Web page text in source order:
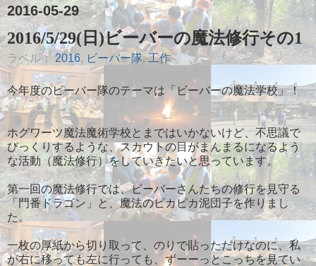
2016-05-29
2016/5/29(日)ビーバーの魔法修行その1
ラベル：2016, ビーバー隊,工作
今年度のビーバー隊のテーマは「ビーバーの魔法学校」！
ホグワーツ魔法魔術学校とまではいかないけど、不思議で
びっくりするような、スカウトの目がまんまるになるよう
な活動（魔法修行）をしていきたいと思っています。
第一回の魔法修行では、ビーバーさんたちの修行を見守る
「門番ドラゴン」と、魔法のピカピカ泥団子を作りまし
た。
一枚の厚紙から切り取って、のりで貼っただけなのに、私
が右に移っても左に行っても、ずーーっとこっちを見てい